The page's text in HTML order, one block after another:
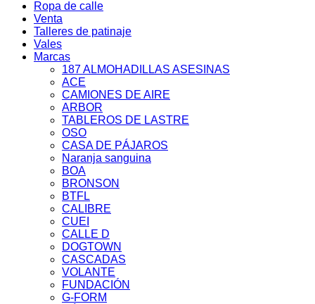
Ropa de calle
Venta
Talleres de patinaje
Vales
Marcas
187 ALMOHADILLAS ASESINAS
ACE
CAMIONES DE AIRE
ARBOR
TABLEROS DE LASTRE
OSO
CASA DE PÁJAROS
Naranja sanguina
BOA
BRONSON
BTFL
CALIBRE
CUEI
CALLE D
DOGTOWN
CASCADAS
VOLANTE
FUNDACIÓN
G-FORM